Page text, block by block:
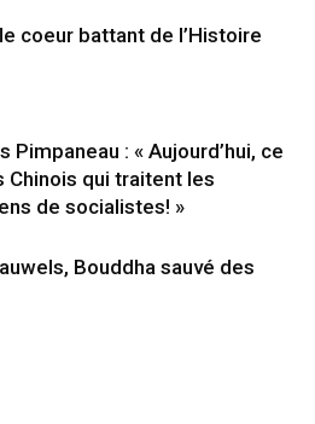
coeur battant de l’Histoire
Pimpaneau : « Aujourd’hui, ce
Chinois qui traitent les
de socialistes! »
Bouddha sauvé des